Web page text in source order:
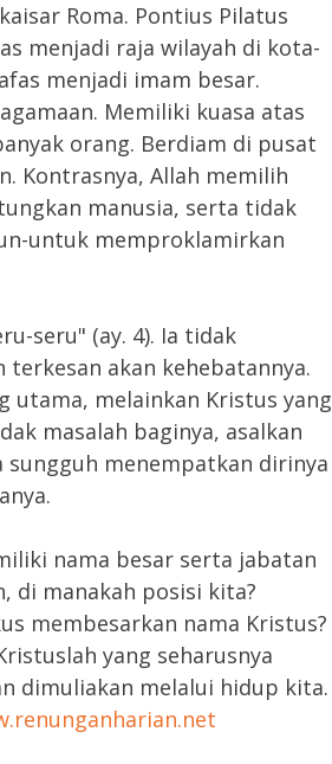
Roma. Pontius Pilatus
menjadi raja wilayah di kota-
menjadi imam besar.
Memiliki kuasa atas
orang. Berdiam di pusat
Kontrasnya, Allah memilih
manusia, serta tidak
untuk memproklamirkan
seru" (ay. 4). Ia tidak
akan kehebatannya.
utama, melainkan Kristus yang
masalah baginya, asalkan
sungguh menempatkan dirinya
nama besar serta jabatan
di manakah posisi kita?
membesarkan nama Kristus?
yang seharusnya
dimuliakan melalui hidup kita.